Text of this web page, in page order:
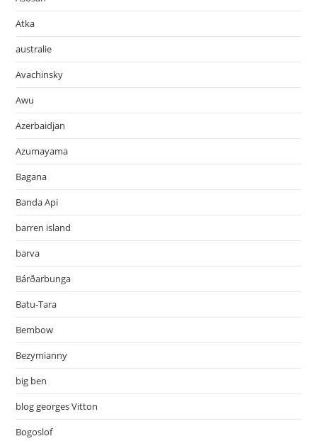
Atka
australie
Avachinsky
Awu
Azerbaidjan
Azumayama
Bagana
Banda Api
barren island
barva
Bárðarbunga
Batu-Tara
Bembow
Bezymianny
big ben
blog georges Vitton
Bogoslof